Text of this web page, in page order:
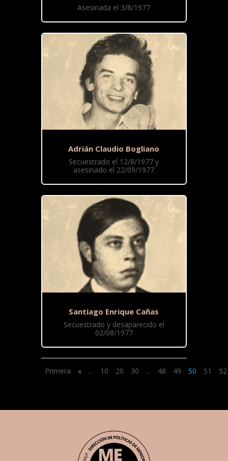
Asesinada el 3/8/1977
Adrián Claudio Bogliano
Secuestrado el 12/8/1977 y
asesinado el 22/09/1977
Santiago Enrique Cañas
Secuestrado y desaparecido el
02/08/1977
Primera « ... 10 20 30 ... 48 49 50 51 52